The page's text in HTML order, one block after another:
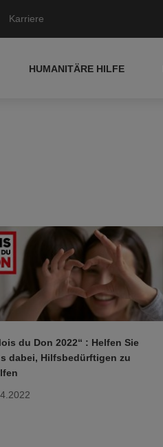
Karriere
HUMANITÄRE HILFE
du Don 2022“ : Helfen Sie
dabei, Hilfsbedürftigen zu